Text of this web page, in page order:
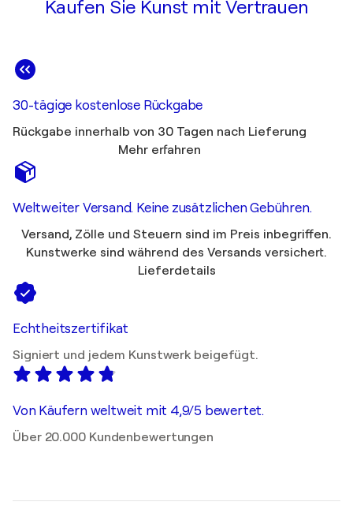
Kaufen Sie Kunst mit Vertrauen
30-tägige kostenlose Rückgabe
Rückgabe innerhalb von 30 Tagen nach Lieferung
Mehr erfahren
Weltweiter Versand. Keine zusätzlichen Gebühren.
Versand, Zölle und Steuern sind im Preis inbegriffen.
Kunstwerke sind während des Versands versichert.
Lieferdetails
Echtheitszertifikat
Signiert und jedem Kunstwerk beigefügt.
Von Käufern weltweit mit 4,9/5 bewertet.
Über 20.000 Kundenbewertungen